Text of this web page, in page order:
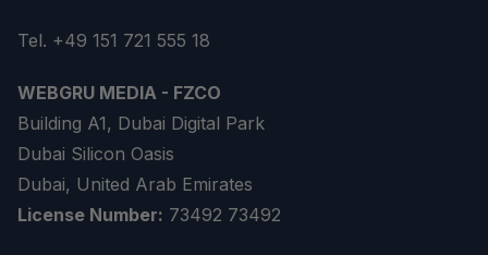
Tel. +49 151 721 555 18
WEBGRU MEDIA - FZCO
Building A1, Dubai Digital Park
Dubai Silicon Oasis
Dubai, United Arab Emirates
License Number: 73492 73492